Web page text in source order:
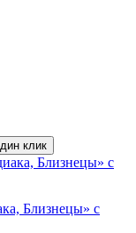
клик
Близнецы» с